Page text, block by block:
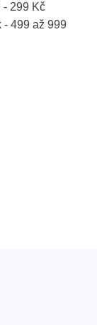
- 299 Kč
- 499 až 999